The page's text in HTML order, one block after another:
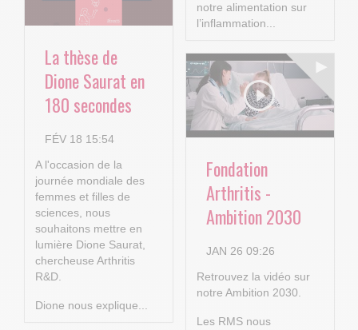
notre alimentation sur
l’inflammation...
La thèse de
Dione Saurat en
180 secondes
FÉV 18 15:54
A l'occasion de la
journée mondiale des
femmes et filles de
sciences, nous
souhaitons mettre en
lumière Dione Saurat,
chercheuse Arthritis
R&D.
Dione nous explique...
Fondation
Arthritis -
Ambition 2030
JAN 26 09:26
Retrouvez la vidéo sur
notre Ambition 2030.
Les RMS nous